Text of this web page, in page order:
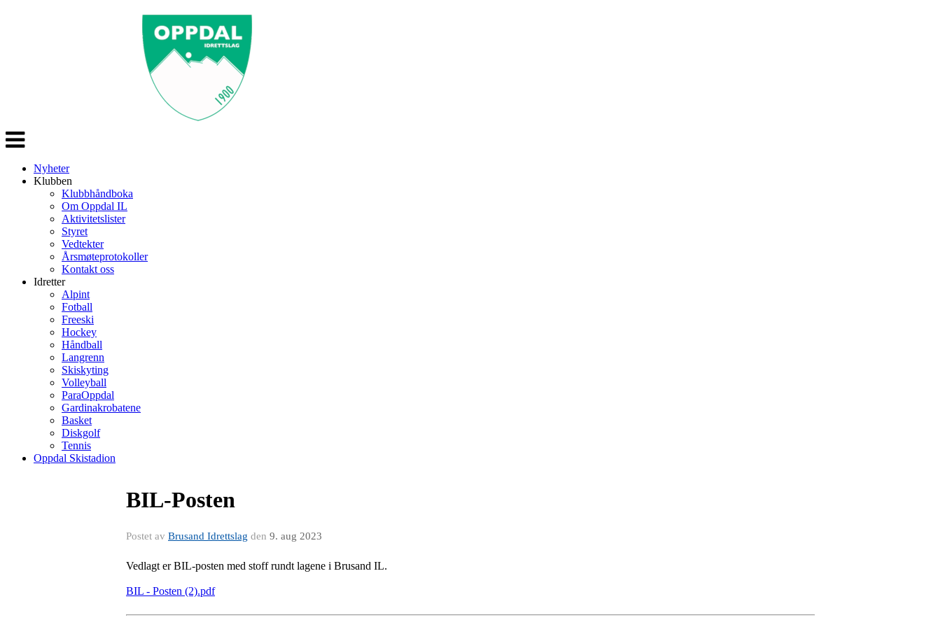
Veksle
navigasjon
Nyheter
Klubben
Klubbhåndboka
Om Oppdal IL
Aktivitetslister
Styret
Vedtekter
Årsmøteprotokoller
Kontakt oss
Idretter
Alpint
Fotball
Freeski
Hockey
Håndball
Langrenn
Skiskyting
Volleyball
ParaOppdal
Gardinakrobatene
Basket
Diskgolf
Tennis
Oppdal Skistadion
BIL-Posten
Postet av Brusand Idrettslag den 9. aug 2023
Vedlagt er BIL-posten med stoff rundt lagene i Brusand IL.
BIL - Posten (2).pdf